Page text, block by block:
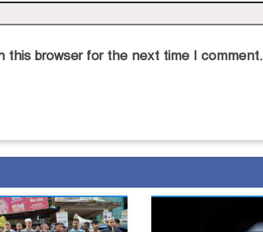
this browser for the next time I comment.